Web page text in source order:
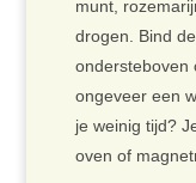
munt,
drogen. Bind
ondersteboven
ongeveer een
je weinig tijd?
oven of